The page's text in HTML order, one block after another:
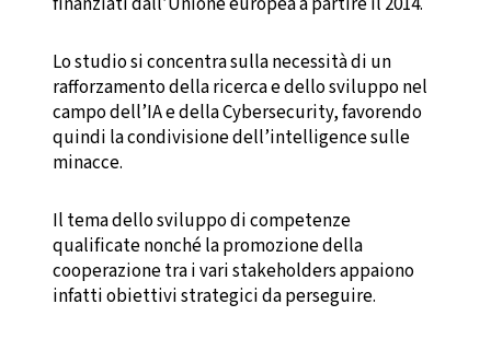
Lo studio si concentra sulla necessità di un
rafforzamento della ricerca e dello sviluppo nel
campo dell’IA e della Cybersecurity, favorendo
quindi la condivisione dell’intelligence sulle
minacce.
Il tema dello sviluppo di competenze
qualificate nonché la promozione della
cooperazione tra i vari stakeholders appaiono
infatti obiettivi strategici da perseguire.